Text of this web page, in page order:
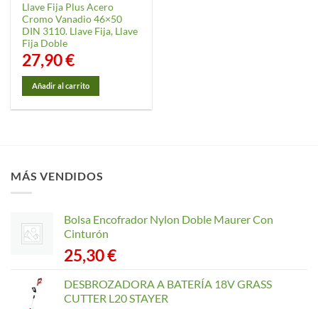
Llave Fija Plus Acero
Cromo Vanadio 46×50
DIN 3110. Llave Fija, Llave
Fija Doble
27,90€
Añadir al carrito
MÁS VENDIDOS
Bolsa Encofrador Nylon Doble Maurer Con
Cinturón
25,30€
DESBROZADORA A BATERÍA 18V GRASS
CUTTER L20 STAYER